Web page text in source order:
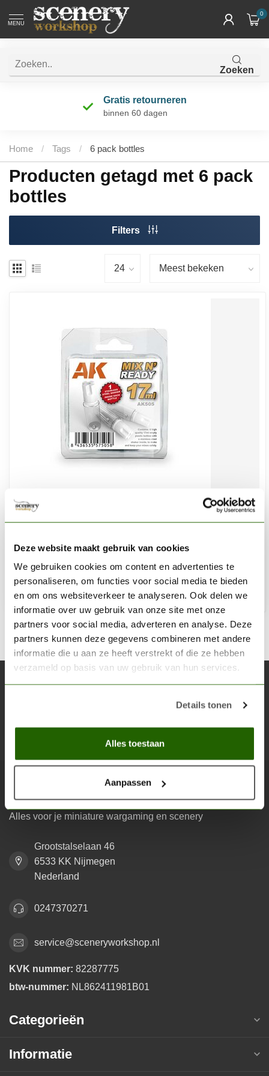
Deze website maakt gebruik van cookies
We gebruiken cookies om content en advertenties te
personaliseren, om functies voor social media te bieden
en om ons websiteverkeer te analyseren. Ook delen we
informatie over uw gebruik van onze site met onze
partners voor social media, adverteren en analyse. Deze
partners kunnen deze gegevens combineren met andere
informatie die u aan ze heeft verstrekt of die ze hebben
verzameld op basis van uw gebruik van hun services.
Details tonen
Alles toestaan
Aanpassen
MENU
0
Zoeken
Gratis retourneren
binnen 60 dagen
Home / Tags / 6 pack bottles
Producten getagd met 6 pack
bottles
Filters
AK INTERACTIVE
Mix n' ready empty pots - 6x - 17ml - AK505
€4,50
Niet op voorraad
Abonneer je op onze nieuwsbrief
Blijf op de hoogte over onze laatste acties
Scenery Workshop BV
Alles voor je miniature wargaming en scenery
Grootstalselaan 46
6533 KK Nijmegen
Nederland
0247370271
service@sceneryworkshop.nl
KVK nummer: 82287775
btw-nummer: NL862411981B01
Categorieën
Informatie